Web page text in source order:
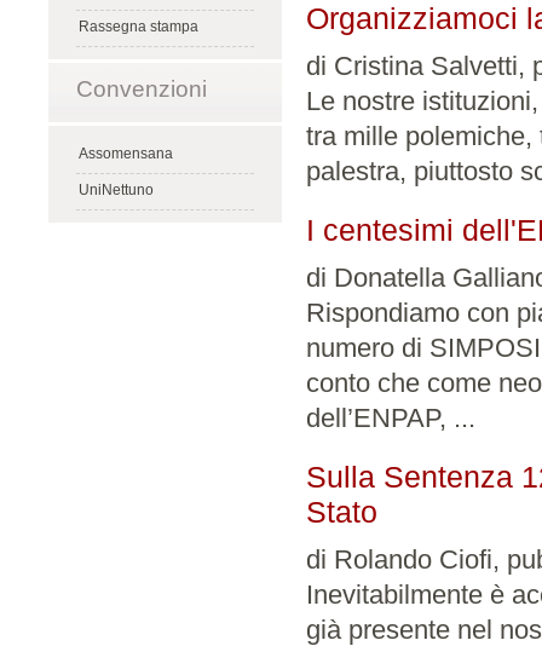
Rassegna stampa
Convenzioni
Assomensana
UniNettuno
Organizziamoci
di Cristina Salvetti,
Le nostre
tra mille
palestra, piuttosto
I centesimi
di Donatella
Rispondiamo con
numero di
conto che come
dell’ENPAP, ...
Sulla Sentenza
Stato
di Rolando Ciofi,
Inevitabilmente è
già presente nel